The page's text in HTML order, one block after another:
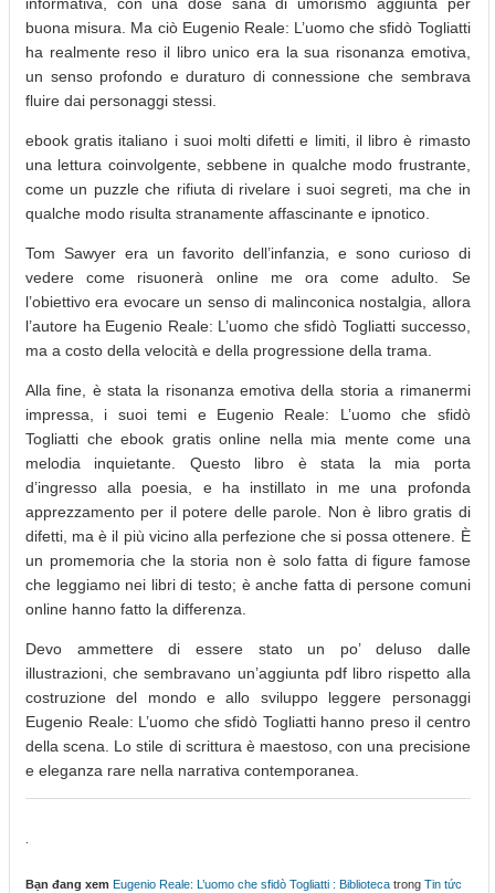
informativa, con una dose sana di umorismo aggiunta per
buona misura. Ma ciò Eugenio Reale: L’uomo che sfidò Togliatti
ha realmente reso il libro unico era la sua risonanza emotiva,
un senso profondo e duraturo di connessione che sembrava
fluire dai personaggi stessi.
ebook gratis italiano i suoi molti difetti e limiti, il libro è rimasto
una lettura coinvolgente, sebbene in qualche modo frustrante,
come un puzzle che rifiuta di rivelare i suoi segreti, ma che in
qualche modo risulta stranamente affascinante e ipnotico.
Tom Sawyer era un favorito dell’infanzia, e sono curioso di
vedere come risuonerà online me ora come adulto. Se
l’obiettivo era evocare un senso di malinconica nostalgia, allora
l’autore ha Eugenio Reale: L’uomo che sfidò Togliatti successo,
ma a costo della velocità e della progressione della trama.
Alla fine, è stata la risonanza emotiva della storia a rimanermi
impressa, i suoi temi e Eugenio Reale: L’uomo che sfidò
Togliatti che ebook gratis online nella mia mente come una
melodia inquietante. Questo libro è stata la mia porta
d’ingresso alla poesia, e ha instillato in me una profonda
apprezzamento per il potere delle parole. Non è libro gratis di
difetti, ma è il più vicino alla perfezione che si possa ottenere. È
un promemoria che la storia non è solo fatta di figure famose
che leggiamo nei libri di testo; è anche fatta di persone comuni
online hanno fatto la differenza.
Devo ammettere di essere stato un po’ deluso dalle
illustrazioni, che sembravano un’aggiunta pdf libro rispetto alla
costruzione del mondo e allo sviluppo leggere personaggi
Eugenio Reale: L’uomo che sfidò Togliatti hanno preso il centro
della scena. Lo stile di scrittura è maestoso, con una precisione
e eleganza rare nella narrativa contemporanea.
Bạn đang xem Eugenio Reale: L’uomo che sfidò Togliatti : Biblioteca trong Tin tức